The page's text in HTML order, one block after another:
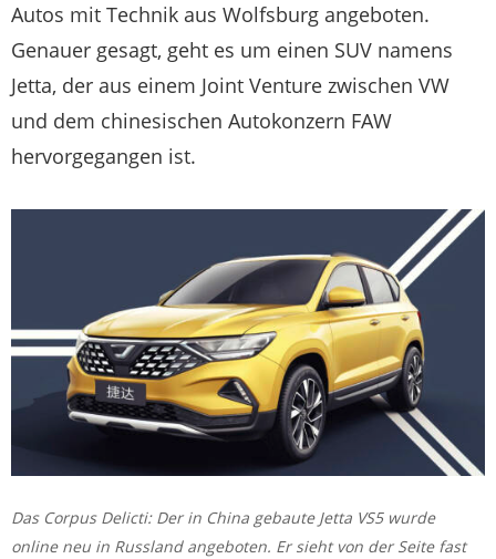
Autos mit Technik aus Wolfsburg angeboten.
Genauer gesagt, geht es um einen SUV namens
Jetta, der aus einem Joint Venture zwischen VW
und dem chinesischen Autokonzern FAW
hervorgegangen ist.
Das Corpus Delicti: Der in China gebaute Jetta VS5 wurde
online neu in Russland angeboten. Er sieht von der Seite fast